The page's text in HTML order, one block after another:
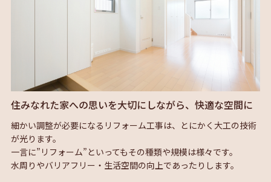
住みなれた家への思いを大切にしながら、快適な空間に
細かい調整が必要になるリフォーム工事は、とにかく大工の技術
が光ります。
一言に”リフォーム”といってもその種類や規模は様々です。
水周りやバリアフリー・生活空間の向上であったりします。